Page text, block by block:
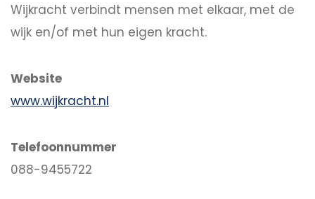
Wijkracht verbindt mensen met elkaar, met de
wijk en/of met hun eigen kracht.
Website
www.wijkracht.nl
Telefoonnummer
088-9455722